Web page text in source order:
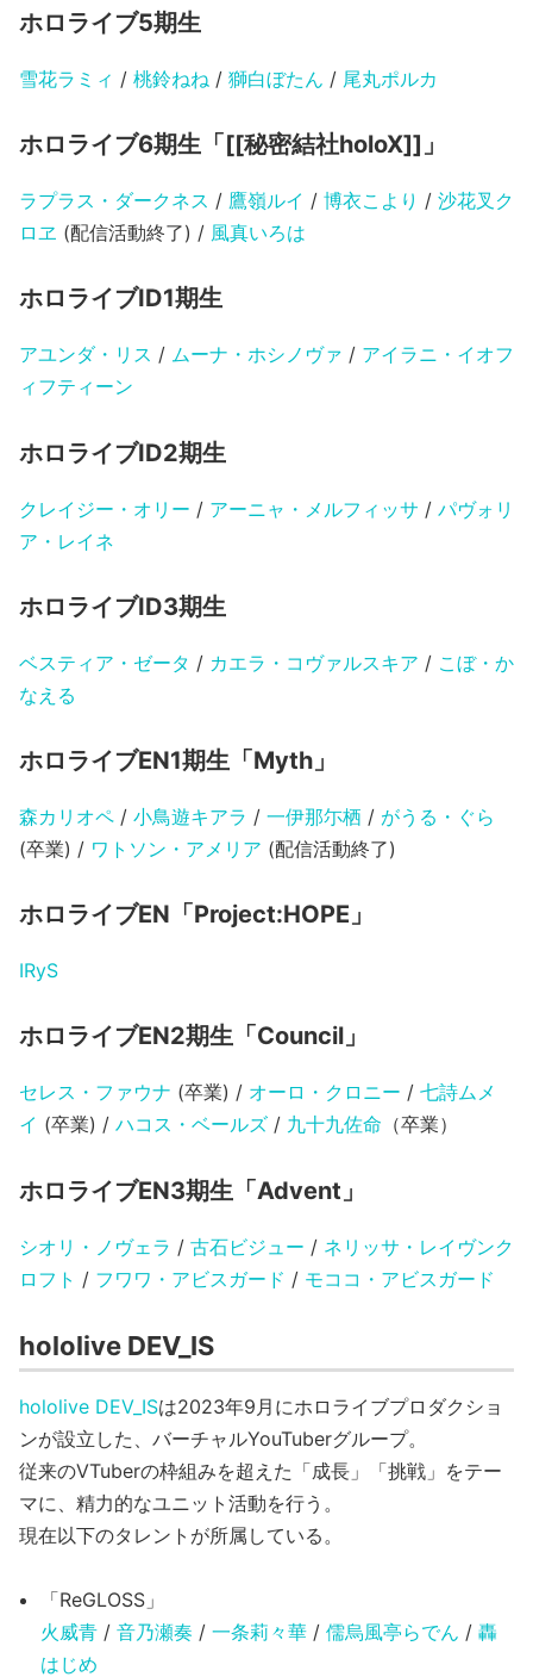
ホロライブ5期生
雪花ラミィ / 桃鈴ねね / 獅白ぼたん / 尾丸ポルカ
ホロライブ6期生「[[秘密結社holoX]]」
ラプラス・ダークネス / 鷹嶺ルイ / 博衣こより / 沙花叉ク
ロヱ (配信活動終了) / 風真いろは
ホロライブID1期生
アユンダ・リス / ムーナ・ホシノヴァ / アイラニ・イオフ
ィフティーン
ホロライブID2期生
クレイジー・オリー / アーニャ・メルフィッサ / パヴォリ
ア・レイネ
ホロライブID3期生
ベスティア・ゼータ / カエラ・コヴァルスキア / こぼ・か
なえる
ホロライブEN1期生「Myth」
森カリオペ / 小鳥遊キアラ / 一伊那尓栖 / がうる・ぐら
(卒業) / ワトソン・アメリア (配信活動終了)
ホロライブEN「Project:HOPE」
IRyS
ホロライブEN2期生「Council」
セレス・ファウナ (卒業) / オーロ・クロニー / 七詩ムメ
イ (卒業) / ハコス・ベールズ / 九十九佐命 （卒業）
ホロライブEN3期生「Advent」
シオリ・ノヴェラ / 古石ビジュー / ネリッサ・レイヴンク
ロフト / フワワ・アビスガード / モココ・アビスガード
hololive DEV_IS
hololive DEV_ISは2023年9月にホロライブプロダクショ
ンが設立した、バーチャルYouTuberグループ。
従来のVTuberの枠組みを超えた「成長」「挑戦」をテー
マに、精力的なユニット活動を行う。
現在以下のタレントが所属している。
「ReGLOSS」
火威青 / 音乃瀬奏 / 一条莉々華 / 儒烏風亭らでん / 轟
はじめ